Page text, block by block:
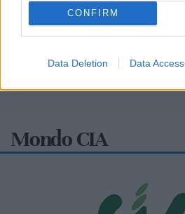
CONFIRM
Data Deletion Data Access
Mondo CIA